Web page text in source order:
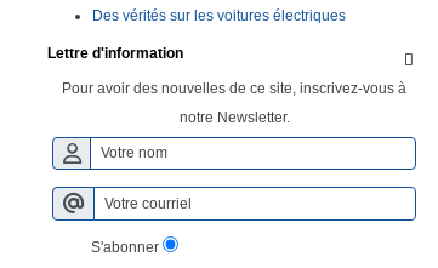
Des vérités sur les voitures électriques

Lettre d'information
Pour avoir des nouvelles de ce site, inscrivez-vous à
notre Newsletter.
S'abonner